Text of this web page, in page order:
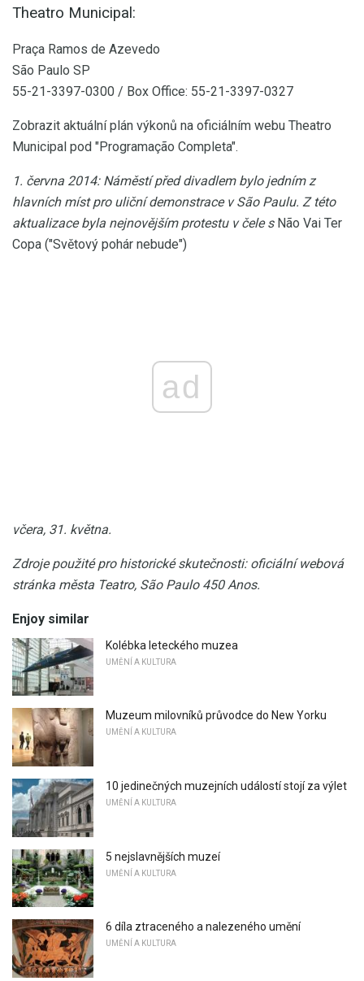
Theatro Municipal:
Praça Ramos de Azevedo
São Paulo SP
55-21-3397-0300 / Box Office: 55-21-3397-0327
Zobrazit aktuální plán výkonů na oficiálním webu Theatro
Municipal pod "Programação Completa".
1. června 2014: Náměstí před divadlem bylo jedním z
hlavních míst pro uliční demonstrace v São Paulu. Z této
aktualizace byla nejnovějším protestu v čele sNão Vai Ter
Copa ("Světový pohár nebude")
ad
včera, 31. května.
Zdroje použité pro historické skutečnosti: oficiální webová
stránka města Teatro, São Paulo 450 Anos.
Enjoy similar
Kolébka leteckého muzea
UMĚNÍ A KULTURA
Muzeum milovníků průvodce do New Yorku
UMĚNÍ A KULTURA
10 jedinečných muzejních událostí stojí za výlet
UMĚNÍ A KULTURA
5 nejslavnějších muzeí
UMĚNÍ A KULTURA
6 díla ztraceného a nalezeného umění
UMĚNÍ A KULTURA